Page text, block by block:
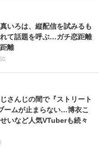
いろは、縦配信を試みるも
て話題を呼ぶ…ガチ恋距離
離
さんじの間で『ストリート
ームが止まらない…博衣こ
いなど人気VTuberも続々